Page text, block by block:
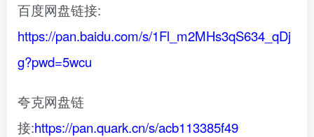
百度网盘链接:
https://pan.baidu.com/s/1Fl_m2MHs3qS634_qDj
g?pwd=5wcu
夸克网盘链
接:https://pan.quark.cn/s/acb113385f49